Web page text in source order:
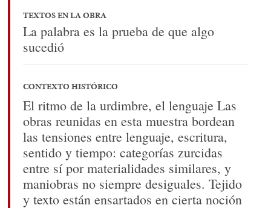
TEXTOS EN LA OBRA
La palabra es la prueba de que algo
sucedió
CONTEXTO HISTÓRICO
El ritmo de la urdimbre, el lenguaje Las
obras reunidas en esta muestra bordean
las tensiones entre lenguaje, escritura,
sentido y tiempo: categorías zurcidas
entre sí por materialidades similares, y
maniobras no siempre desiguales. Tejido
y texto están ensartados en cierta noción